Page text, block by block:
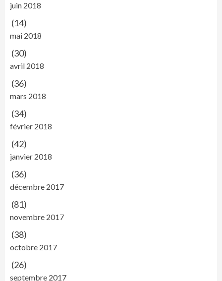
juin 2018
(14)
mai 2018
(30)
avril 2018
(36)
mars 2018
(34)
février 2018
(42)
janvier 2018
(36)
décembre 2017
(81)
novembre 2017
(38)
octobre 2017
(26)
septembre 2017